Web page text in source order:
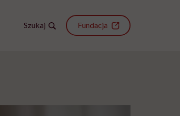
Szukaj Fundacja